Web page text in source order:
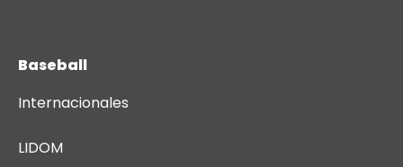
Baseball
Internacionales
LIDOM